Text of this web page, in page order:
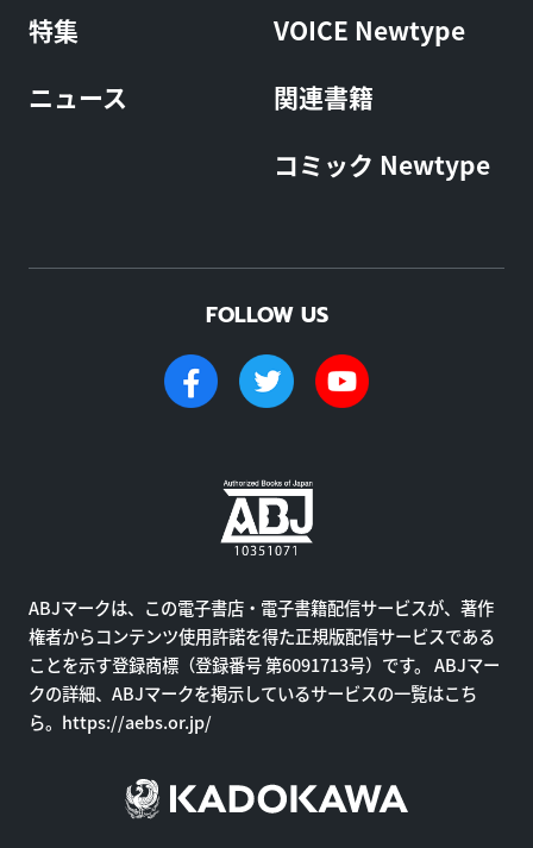
特集
ニュース
VOICE Newtype
関連書籍
コミック Newtype
FOLLOW US
ABJマークは、この電子書店・電子書籍配信サービスが、著作
権者からコンテンツ使用許諾を得た正規版配信サービスである
ことを示す登録商標（登録番号 第6091713号）です。 ABJマー
クの詳細、ABJマークを掲示しているサービスの一覧はこち
ら。 https://aebs.or.jp/